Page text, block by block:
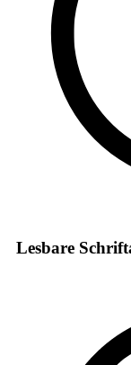
Lesbare